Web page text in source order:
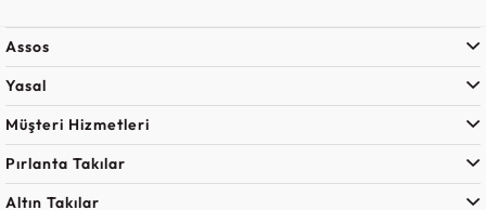
Assos
Yasal
Müşteri Hizmetleri
Pırlanta Takılar
Altın Takılar